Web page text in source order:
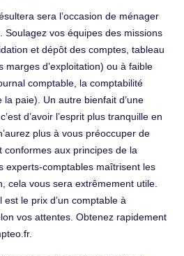
sera l’occasion de ménager
Soulagez vos équipes des missions
et dépôt des comptes, tableau
marges d’exploitation) ou à faible
comptable, la comptabilité
paie). Un autre bienfait d’une
d’avoir l’esprit plus tranquille en
plus à vous préoccuper de
conformes aux principes de la
experts-comptables maîtrisent les
cela vous sera extrêmement utile.
le prix d’un comptable à
vos attentes. Obtenez rapidement